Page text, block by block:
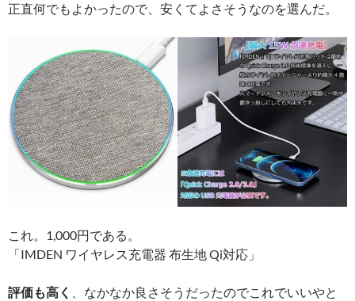
正直何でもよかったので、安くてよさそうなのを選んだ。
これ。1,000円である。
「IMDEN ワイヤレス充電器 布生地 Qi対応」
評価も高く
、なかなか良さそうだったのでこれでいいやと